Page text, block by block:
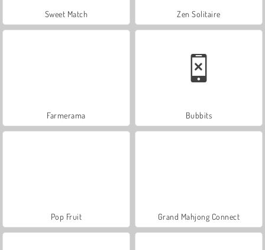
Sweet Match Zen Solitaire
Farmerama Bubbits
Pop Fruit Grand Mahjong Connect